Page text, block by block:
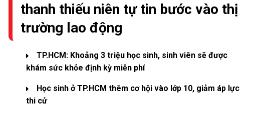
thanh thiếu niên tự tin bước vào thị
trường lao động
TP.HCM: Khoảng 3 triệu học sinh, sinh viên sẽ được
khám sức khỏe định kỳ miễn phí
Học sinh ở TP.HCM thêm cơ hội vào lớp 10, giảm áp lực
thi cử